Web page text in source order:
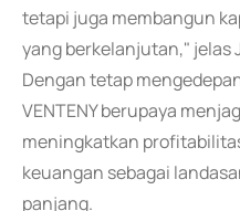
tetapi juga membangun
yang berkelanjutan," jelas
Dengan tetap
VENTENY berupaya
meningkatkan
keuangan sebagai
panjang.